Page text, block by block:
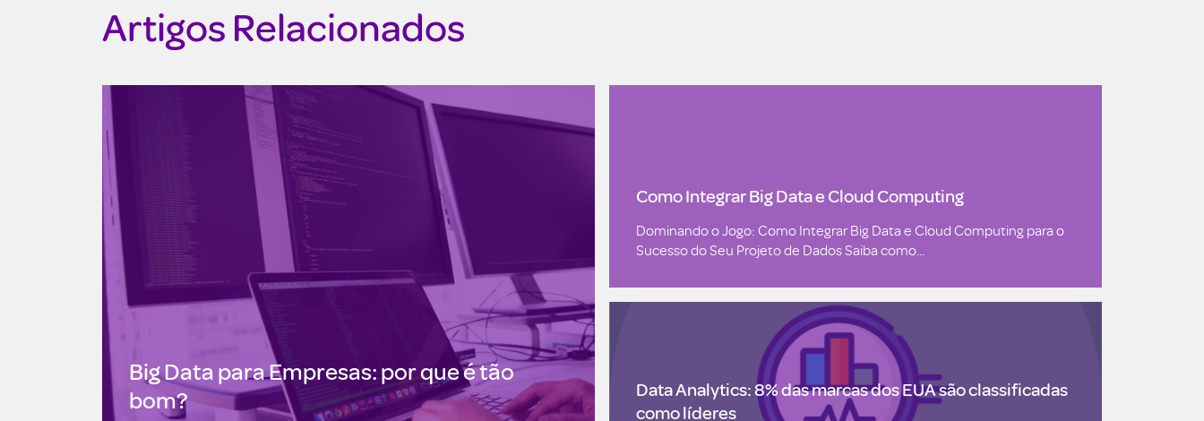
Artigos Relacionados
Big Data para Empresas: por que é tão
bom?
Como Integrar Big Data e Cloud Computing
Dominando o Jogo: Como Integrar Big Data e Cloud Computing para o
Sucesso do Seu Projeto de Dados Saiba como...
Data Analytics: 8% das marcas dos EUA são classificadas
como líderes